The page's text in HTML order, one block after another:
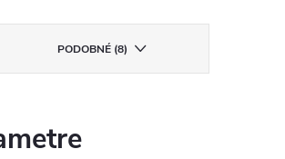
PODOBNÉ (8)